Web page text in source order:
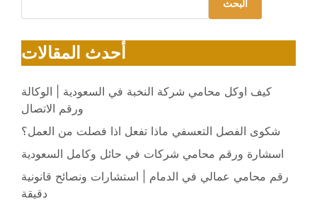
البحث
أحدث المقالات
كيف اوكل محامي شركة النخبة في السعودية | الوكالة
ورقم الاتصال
شكوى الفصل التعسفي ماذا تفعل اذا فصلت من العمل؟
اسشارة ورقم محامي شركات في حائل وكامل السعودية
رقم محامي عمالي في الدمام | استشارات ونصائح قانونية
دقيقة